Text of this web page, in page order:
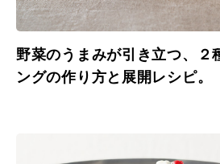
野菜のうまみが引き立つ、２
ングの作り方と展開レシピ。